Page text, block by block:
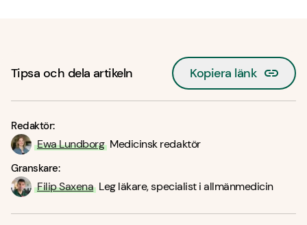
Tipsa och dela artikeln Kopiera länk
Redaktör:
Ewa Lundborg Medicinsk redaktör
Granskare:
Filip Saxena Leg läkare, specialist i allmänmedicin